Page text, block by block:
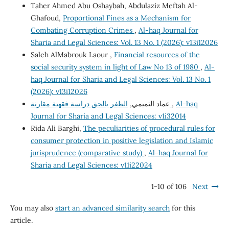
Taher Ahmed Abu Oshaybah, Abdulaziz Meftah Al-
Ghafoud, Proportional Fines as a Mechanism for
Combating Corruption Crimes , Al-haq Journal for
Sharia and Legal Sciences: Vol. 13 No. 1 (2026): v13i12026
Saleh AlMabrouk Laour , Financial resources of the
social security system in light of Law No 13 of 1980 , Al-
haq Journal for Sharia and Legal Sciences: Vol. 13 No. 1
(2026): v13i12026
عماد التميمي, , Al-haq
Journal for Sharia and Legal Sciences: v1i32014
Rida Ali Barghi, The peculiarities of procedural rules for
consumer protection in positive legislation and Islamic
jurisprudence (comparative study) , Al-haq Journal for
Sharia and Legal Sciences: v11i22024
1-10 of 106 Next
You may also start an advanced similarity searchfor this
article.